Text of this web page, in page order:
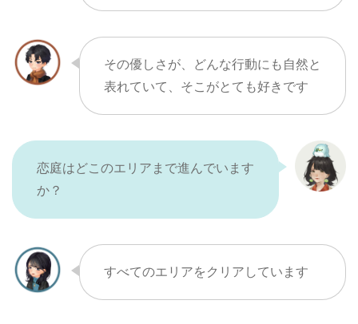
その優しさが、どんな行動にも自然と
表れていて、そこがとても好きです
恋庭はどこのエリアまで進んでいます
か？
すべてのエリアをクリアしています